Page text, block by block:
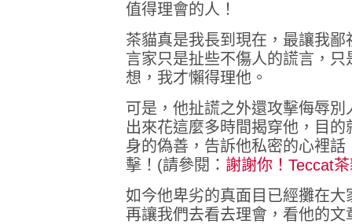
值得理會的人！
茶貓真是我長到現在，最讓我
言家只是扯些不傷人的謊言，
想，我才懶得理他。
可是，他扯謊之外還攻擊侮辱
出來花這麼多時間揭穿他，目
身的偽善，告訴他私密的心裡
擊！(請參閱： 謝謝你！Teccat
如今他卑劣的真面目已經攤在
再讓我們去看去理會，看他的